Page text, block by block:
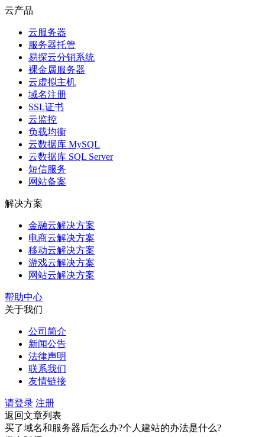
云产品
云服务器
服务器托管
易探云分销系统
裸金属服务器
云虚拟主机
域名注册
SSL证书
云监控
负载均衡
云数据库 MySQL
云数据库 SQL Server
短信服务
网站备案
解决方案
金融云解决方案
电商云解决方案
移动云解决方案
游戏云解决方案
网站云解决方案
帮助中心
关于我们
公司简介
新闻公告
法律声明
联系我们
友情链接
请登录 注册
返回文章列表
买了域名和服务器后怎么办?个人建站的办法是什么?